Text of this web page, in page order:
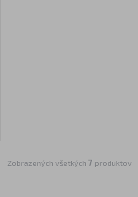
Zobrazených všetkých 7 produktov